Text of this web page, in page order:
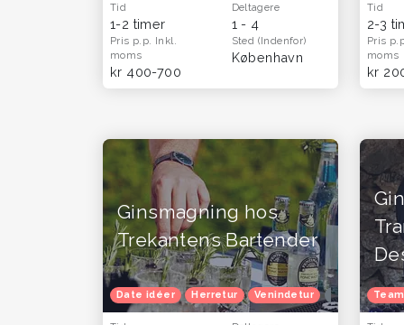
Tid
1-2 timer
Deltagere
1 - 4
Pris p.p. Inkl.
moms
kr 400-700
Sted (Indenfor)
København
Tid
2-3
Pris
moms
kr
Ginsmagning hos
Trekantens Bartender
Date idéer Herretur Venindetur